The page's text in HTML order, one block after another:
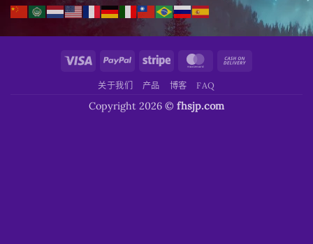
Visa PayPal Stripe MasterCard
关于我们 产品 博客 FAQ
Copyright 2026 © fhsjp.com